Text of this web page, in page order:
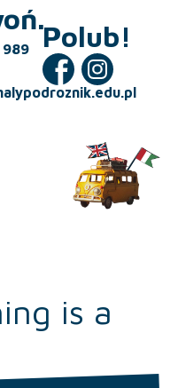
989
Polub!
is a